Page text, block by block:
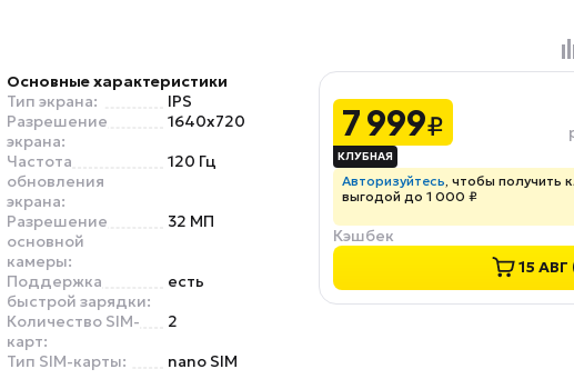
Основные характеристики
Тип экрана:
IPS
Разрешение
экрана:
1640x720
Частота
обновления
экрана:
120 Гц
Разрешение
основной
камеры:
32 МП
Поддержка
быстрой зарядки:
есть
Количество SIM-
карт:
2
Тип SIM-карты:
nano SIM
7 999₽
Авторизуйтесь, чтобы получить
выгодой до 1 000 ₽
Кэшбек
15 АВГ